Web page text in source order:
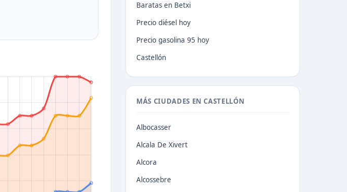
Baratas en Betxi
Precio diésel hoy
Precio gasolina 95 hoy
Castellón
MÁS CIUDADES EN CASTELLÓN
Albocasser
Alcala De Xivert
Alcora
Alcossebre